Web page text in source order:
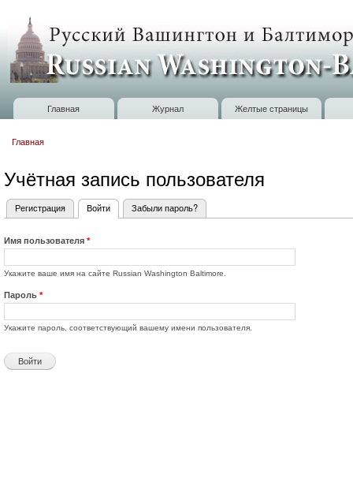
Russian
Washington
Baltimore
Главное меню
Главная Журнал Желтые страницы
Главная
Учётная запись пользователя
Главные вкладки
Регистрация Войти (активная вкладка)
Забыли пароль?
Имя пользователя *
Укажите ваше имя на сайте Russian Washington Baltimore.
Пароль *
Укажите пароль, соответствующий вашему имени пользователя.